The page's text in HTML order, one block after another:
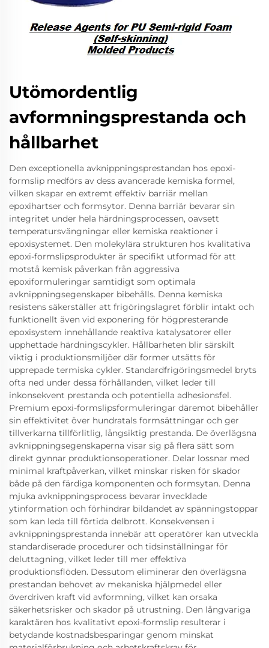
Utömordentlig
avformningsprestanda och
hållbarhet
Den exceptionella avknippningsprestandan hos epoxi-
formslip medförs av dess avancerade kemiska formel,
vilken skapar en extremt effektiv barriär mellan
epoxihartser och formsytor. Denna barriär bevarar sin
integritet under hela härdningsprocessen, oavsett
temperatursvängningar eller kemiska reaktioner i
epoxisystemet. Den molekylära strukturen hos kvalitativa
epoxi-formslipsprodukter är specifikt utformad för att
motstå kemisk påverkan från aggressiva
epoxiformuleringar samtidigt som optimala
avknippningsegenskaper bibehålls. Denna kemiska
resistens säkerställer att frigöringslagret förblir intakt och
funktionellt även vid exponering för högpresterande
epoxisystem innehållande reaktiva katalysatorer eller
upphettade härdningscykler. Hållbarheten blir särskilt
viktig i produktionsmiljöer där former utsätts för
upprepade termiska cykler. Standardfrigöringsmedel bryts
ofta ned under dessa förhållanden, vilket leder till
inkonsekvent prestanda och potentiella adhesionsfel.
Premium epoxi-formslipsformuleringar däremot bibehåller
sin effektivitet över hundratals formsättningar och ger
tillverkarna tillförlitlig, långsiktig prestanda. De överlägsna
avknippningsegenskaperna visar sig på flera sätt som
direkt gynnar produktionsoperationer. Delar lossnar med
minimal kraftpåverkan, vilket minskar risken för skador
både på den färdiga komponenten och formsytan. Denna
mjuka avknippningsprocess bevarar invecklade
ytinformation och förhindrar bildandet av spänningstoppar
som kan leda till förtida delbrott. Konsekvensen i
avknippningsprestanda innebär att operatörer kan utveckla
standardiserade procedurer och tidsinställningar för
deluttagning, vilket leder till mer effektiva
produktionsflöden. Dessutom eliminerar den överlägsna
prestandan behovet av mekaniska hjälpmedel eller
överdriven kraft vid avformning, vilket kan orsaka
säkerhetsrisker och skador på utrustning. Den långvariga
karaktären hos kvalitativt epoxi-formslip resulterar i
betydande kostnadsbesparingar genom minskat